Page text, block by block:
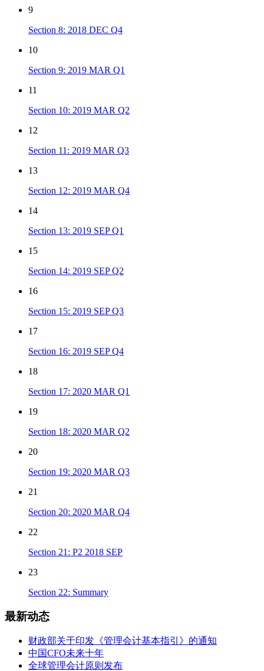
9
Section 8: 2018 DEC Q4
10
Section 9: 2019 MAR Q1
11
Section 10: 2019 MAR Q2
12
Section 11: 2019 MAR Q3
13
Section 12: 2019 MAR Q4
14
Section 13: 2019 SEP Q1
15
Section 14: 2019 SEP Q2
16
Section 15: 2019 SEP Q3
17
Section 16: 2019 SEP Q4
18
Section 17: 2020 MAR Q1
19
Section 18: 2020 MAR Q2
20
Section 19: 2020 MAR Q3
21
Section 20: 2020 MAR Q4
22
Section 21: P2 2018 SEP
23
Section 22: Summary
最新动态
财政部关于印发《管理会计基本指引》的通知
中国CFO未来十年
全球管理会计原则发布